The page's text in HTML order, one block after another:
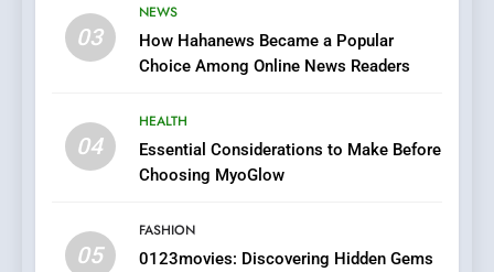
03
NEWS
How Hahanews Became a Popular
Choice Among Online News Readers
04
HEALTH
Essential Considerations to Make Before
Choosing MyoGlow
05
FASHION
0123movies: Discovering Hidden Gems
Online Pharmacies: Where
Does Intex Pharma Shop Fit
HEALTH
8
iPhone17 Zigzag Case: